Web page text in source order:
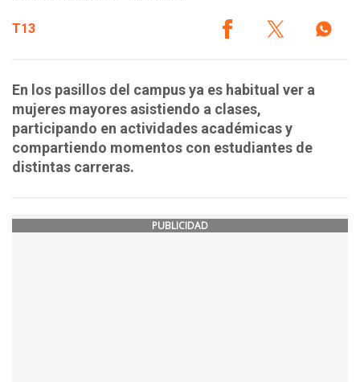
T13
En los pasillos del campus ya es habitual ver a
mujeres mayores asistiendo a clases,
participando en actividades académicas y
compartiendo momentos con estudiantes de
distintas carreras.
PUBLICIDAD